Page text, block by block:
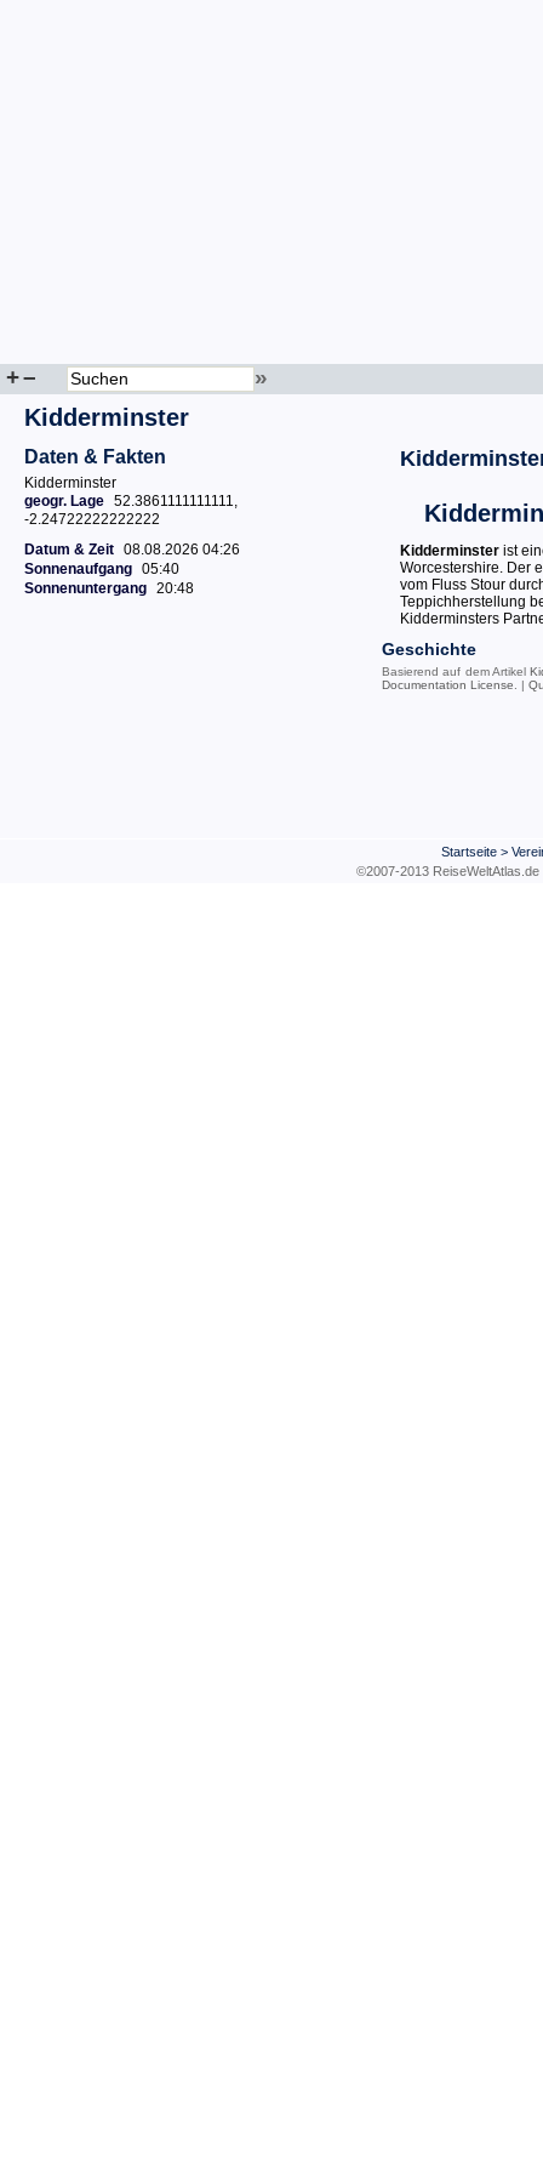
+– »
Kidderminster
Daten & Fakten
Kidderminster
geogr. Lage 52.3861111111111,
-2.24722222222222
Datum & Zeit 08.08.2026 04:26
Sonnenaufgang 05:40
Sonnenuntergang 20:48
Kidderminster ist
Worcestershire. Der
vom Fluss Stour
Teppichherstellung
Kidderminsters
Geschichte
Basierend auf dem Artikel
Documentation License . |
Startseite >
©2007-2013